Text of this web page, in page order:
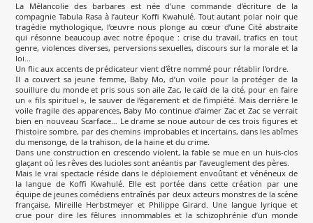
La Mélancolie des barbares est née d’une commande d’écriture de la
compagnie Tabula Rasa à l’auteur Koffi Kwahulé. Tout autant polar noir que
tragédie mythologique, l’œuvre nous plonge au cœur d’une Cité abstraite
qui résonne beaucoup avec notre époque : crise du travail, trafics en tout
genre, violences diverses, perversions sexuelles, discours sur la morale et la
loi…
Un flic aux accents de prédicateur vient d’être nommé pour rétablir l’ordre.
Il a couvert sa jeune femme, Baby Mo, d’un voile pour la protéger de la
souillure du monde et pris sous son aile Zac, le caïd de la cité, pour en faire
un « fils spirituel », le sauver de l’égarement et de l’impiété. Mais derrière le
voile fragile des apparences, Baby Mo continue d’aimer Zac et Zac se verrait
bien en nouveau Scarface… Le drame se noue autour de ces trois figures et
l’histoire sombre, par des chemins improbables et incertains, dans les abîmes
du mensonge, de la trahison, de la haine et du crime.
Dans une construction en crescendo violent, la fable se mue en un huis-clos
glaçant où les rêves des lucioles sont anéantis par l’aveuglement des pères.
Mais le vrai spectacle réside dans le déploiement envoûtant et vénéneux de
la langue de Koffi Kwahulé. Elle est portée dans cette création par une
équipe de jeunes comédiens entraînés par deux acteurs monstres de la scène
française, Mireille Herbstmeyer et Philippe Girard. Une langue lyrique et
crue pour dire les fêlures innommables et la schizophrénie d’un monde